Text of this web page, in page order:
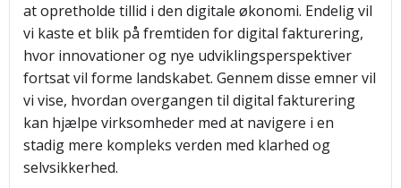
at opretholde tillid i den digitale økonomi. Endelig vil
vi kaste et blik på fremtiden for digital fakturering,
hvor innovationer og nye udviklingsperspektiver
fortsat vil forme landskabet. Gennem disse emner vil
vi vise, hvordan overgangen til digital fakturering
kan hjælpe virksomheder med at navigere i en
stadig mere kompleks verden med klarhed og
selvsikkerhed.